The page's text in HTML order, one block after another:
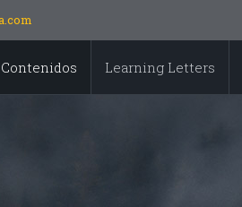
Contenidos Learning Letters